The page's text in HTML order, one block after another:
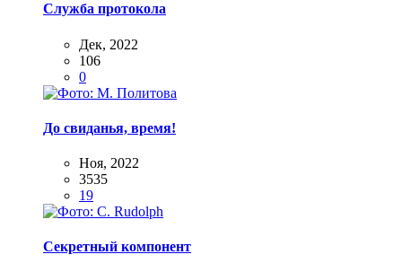
Служба протокола
Дек, 2022
106
0
До свиданья, время!
Ноя, 2022
3535
19
Секретный компонент